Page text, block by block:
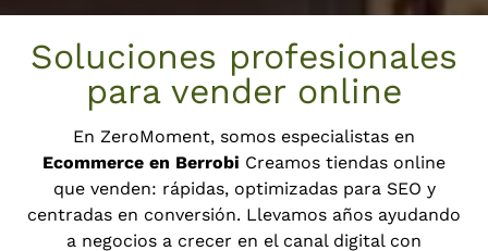
Soluciones profesionales
para vender online
En ZeroMoment, somos especialistas en
Ecommerce en Berrobi Creamos tiendas online
que venden: rápidas, optimizadas para SEO y
centradas en conversión. Llevamos años ayudando
a negocios a crecer en el canal digital con